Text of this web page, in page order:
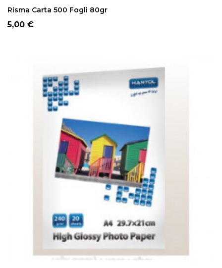
Risma Carta 500 Fogli 80gr
Prezzo
5,00 €